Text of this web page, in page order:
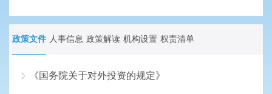
政策文件 人事信息 政策解读 机构设置 权责清单
《国务院关于对外投资的规定》